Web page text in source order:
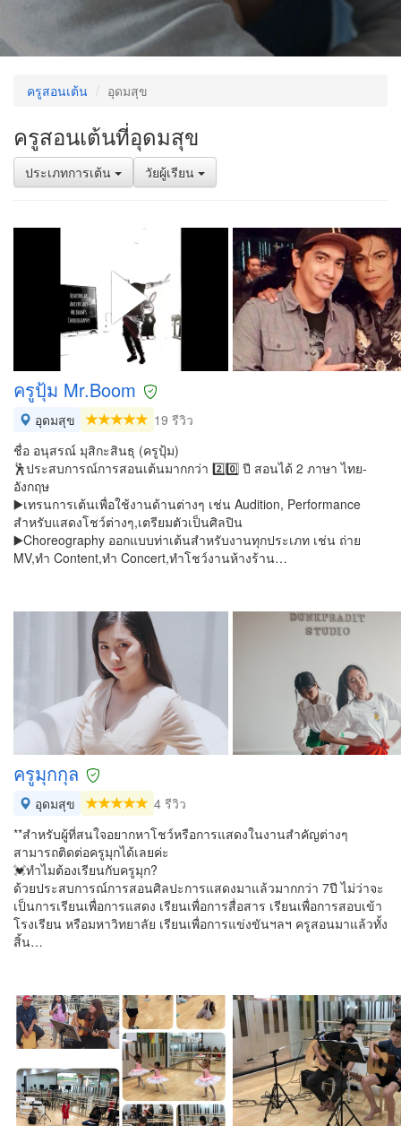
ครูสอนเต้น อุดมสุข
ครูสอนเต้นที่อุดมสุข
ประเภทการเต้น วัยผู้เรียน
ครูปุ้ม Mr.Boom
อุดมสุข
19 รีวิว
ชื่อ อนุสรณ์ มุสิกะสินธุ (ครูปุ้ม)
🕺ประสบการณ์การสอนเต้นมากกว่า 2️⃣0️⃣ ปี สอนได้ 2 ภาษา ไทย-
อังกฤษ
▶️เทรนการเต้นเพื่อใช้งานด้านต่างๆ เช่น Audition, Performance
สำหรับแสดงโชว์ต่างๆ,เตรียมตัวเป็นศิลปิน
▶️Choreography ออกแบบท่าเต้นสำหรับงานทุกประเภท เช่น ถ่าย
MV,ทำ Content,ทำ Concert,ทำโชว์งานห้างร้าน…
ครูมุกกุล
อุดมสุข
4 รีวิว
**สำหรับผู้ที่สนใจอยากหาโชว์หรือการแสดงในงานสำคัญต่างๆ
สามารถติดต่อครูมุกได้เลยค่ะ
💓ทำไมต้องเรียนกับครูมุก?
ด้วยประสบการณ์การสอนศิลปะการแสดงมาแล้วมากกว่า 7ปี ไม่ว่าจะ
เป็นการเรียนเพื่อการแสดง เรียนเพื่อการสื่อสาร เรียนเพื่อการสอบเข้า
โรงเรียน หรือมหาวิทยาลัย เรียนเพื่อการแข่งขันฯลฯ ครูสอนมาแล้วทั้ง
สิ้น…